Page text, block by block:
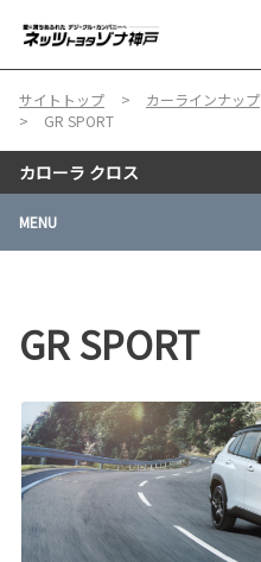
サイトトップ カーラインナップ
GR SPORT
カローラ クロス
MENU
GR SPORT